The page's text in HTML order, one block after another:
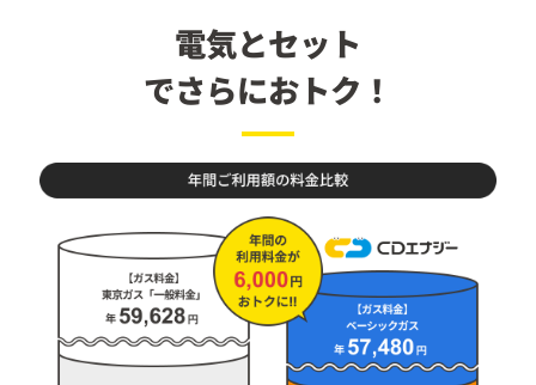
電気とセット
でさらにおトク！